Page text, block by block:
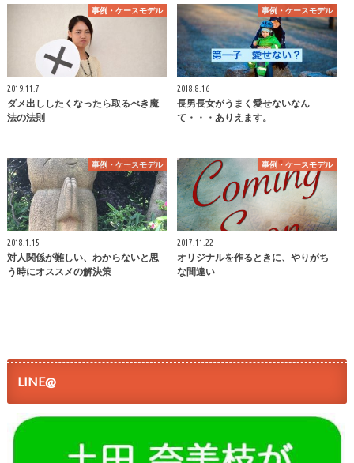
事例・ケースモデル
2019.11.7
ダメ出ししたくなったら取るべき魔
法の法則
事例・ケースモデル
2018.8.16
長男長女がうまく愛せないなん
て・・・ありえます。
事例・ケースモデル
2018.1.15
対人関係が難しい、わからないと思
う時にオススメの解決策
事例・ケースモデル
2017.11.22
オリジナルを作るときに、やりがち
な間違い
LINE@